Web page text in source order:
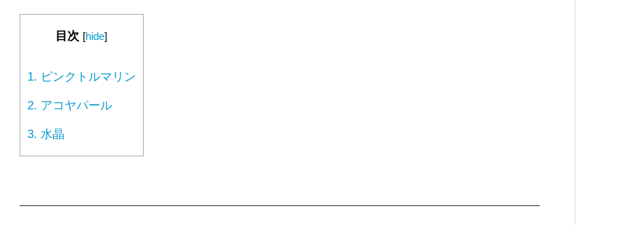
目次 [hide]
1. ピンクトルマリン
2. アコヤパール
3. 水晶